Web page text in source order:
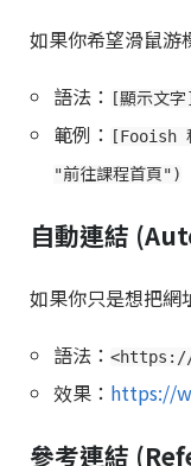
如果你希望滑鼠游
語法：
[顯示文
範例：
[Fooish
"前往課程首頁")
自動連結
如果你只是想把網
語法： <https://
效果： https://
參考連結